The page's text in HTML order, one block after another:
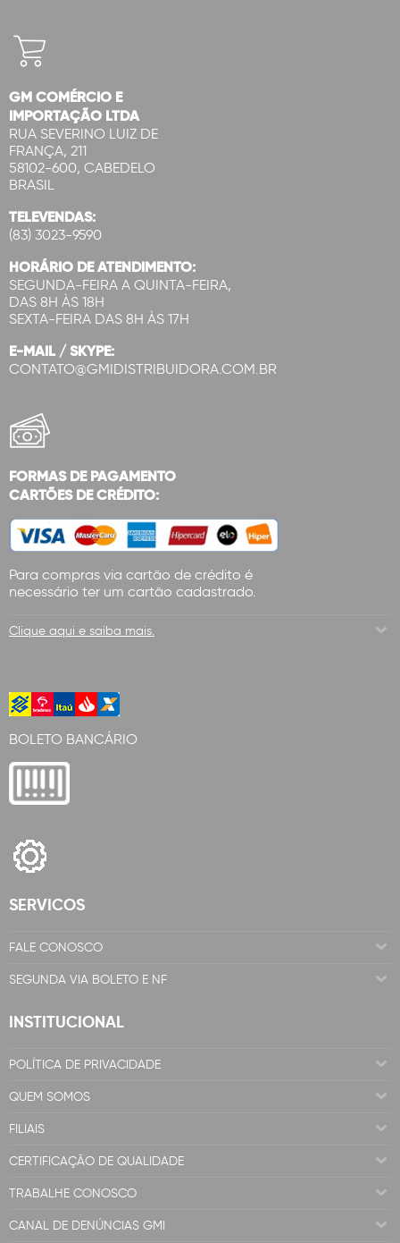
GM COMÉRCIO E
IMPORTAÇÃO LTDA
RUA SEVERINO LUIZ DE
FRANÇA, 211
58102-600, CABEDELO
BRASIL
TELEVENDAS:
(83) 3023-9590
HORÁRIO DE ATENDIMENTO:
SEGUNDA-FEIRA A QUINTA-FEIRA,
DAS 8H ÀS 18H
SEXTA-FEIRA DAS 8H ÀS 17H
E-MAIL / SKYPE:
CONTATO@GMIDISTRIBUIDORA.COM.BR
FORMAS DE PAGAMENTO
CARTÕES DE CRÉDITO:
Para compras via cartão de crédito é
necessário ter um cartão cadastrado.
Clique aqui e saiba mais.
BOLETO BANCÁRIO
SERVICOS
FALE CONOSCO
SEGUNDA VIA BOLETO E NF
INSTITUCIONAL
POLÍTICA DE PRIVACIDADE
QUEM SOMOS
FILIAIS
CERTIFICAÇÃO DE QUALIDADE
TRABALHE CONOSCO
CANAL DE DENÚNCIAS GMI